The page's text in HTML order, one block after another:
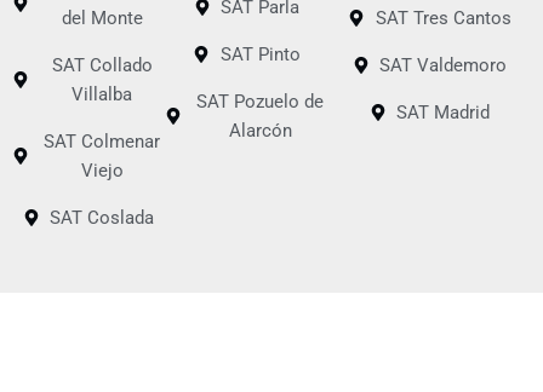
del Monte
SAT Collado
Villalba
SAT Colmenar
Viejo
SAT Coslada
SAT Parla
SAT Pinto
SAT Pozuelo de
Alarcón
SAT Tres Cantos
SAT Valdemoro
SAT Madrid